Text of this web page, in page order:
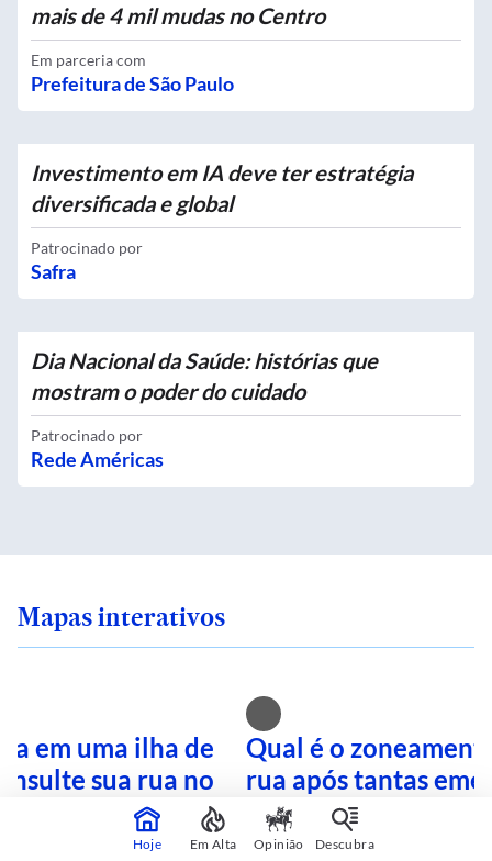
mais de 4 mil mudas no Centro
Em parceria com
Prefeitura de São Paulo
Investimento em IA deve ter estratégia
diversificada e global
Patrocinado por
Safra
Dia Nacional da Saúde: histórias que
mostram o poder do cuidado
Patrocinado por
Rede Américas
Mapas interativos
em uma ilha de
sua rua no
Qual é o
rua após tantas
Busque no mapa
Hoje Em Alta Opinião Descubra